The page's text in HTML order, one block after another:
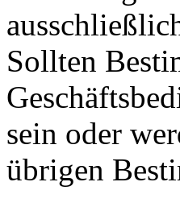
Sollten
sein oder
übrigen